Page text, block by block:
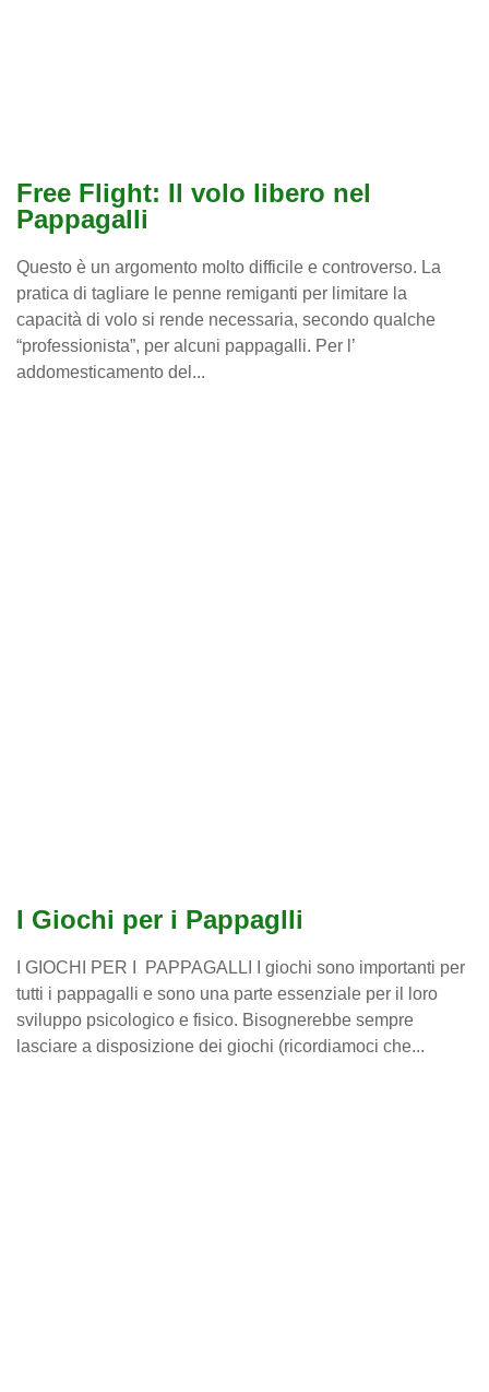
Free Flight: Il volo libero nel
Pappagalli
Questo è un argomento molto difficile e controverso. La
pratica di tagliare le penne remiganti per limitare la
capacità di volo si rende necessaria, secondo qualche
“professionista”, per alcuni pappagalli. Per l’
addomesticamento del...
I Giochi per i Pappaglli
I GIOCHI PER I PAPPAGALLI I giochi sono importanti per
tutti i pappagalli e sono una parte essenziale per il loro
sviluppo psicologico e fisico. Bisognerebbe sempre
lasciare a disposizione dei giochi (ricordiamoci che...